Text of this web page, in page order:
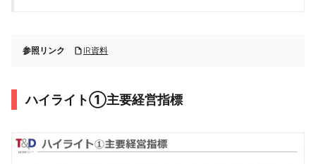
参照リンク IR資料
ハイライト①主要経営指標